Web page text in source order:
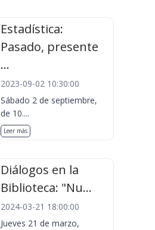
Estadística:
Pasado, presente
...
2023-09-02 10:30:00
Sábado 2 de septiembre,
de 10....
Leer más
Diálogos en la
Biblioteca: "Nu...
2024-03-21 18:00:00
Jueves 21 de marzo,